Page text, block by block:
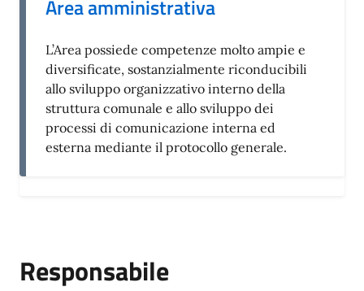
Area amministrativa
L’Area possiede competenze molto ampie e
diversificate, sostanzialmente riconducibili
allo sviluppo organizzativo interno della
struttura comunale e allo sviluppo dei
processi di comunicazione interna ed
esterna mediante il protocollo generale.
Responsabile